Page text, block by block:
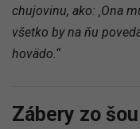
chujovinu, ako: ‚Ona
všetko by na ňu
hovädo.“
Zábery zo